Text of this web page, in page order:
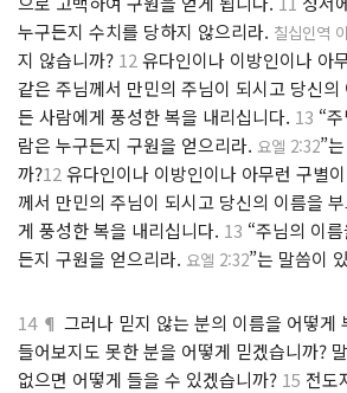
누구든지 수치를 당하지 않으리라. 칠십인역
지 않습니까? 12 유다인이나 이방인이나 아
같은 주님께서 만민의 주님이 되시고 당신
든 사람에게 풍성한 복을 내리십니다. 13 “
람은 누구든지 구원을 얻으리라. 요엘 2:32”
까?12 유다인이나 이방인이나 아무런 구별
께서 만민의 주님이 되시고 당신의 이름을
게 풍성한 복을 내리십니다. 13 “주님의 이
든지 구원을 얻으리라. 요엘 2:32”는 말씀이
14 ¶ 그러나 믿지 않는 분의 이름을 어떻게
들어보지도 못한 분을 어떻게 믿겠습니까?
없으면 어떻게 들을 수 있겠습니까? 15 전도